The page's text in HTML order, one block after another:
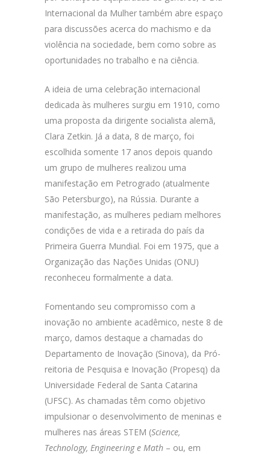
Internacional da Mulher também abre espaço
para discussões acerca do machismo e da
violência na sociedade, bem como sobre as
oportunidades no trabalho e na ciência.
A ideia de uma celebração internacional
dedicada às mulheres surgiu em 1910, como
uma proposta da dirigente socialista alemã,
Clara Zetkin. Já a data, 8 de março, foi
escolhida somente 17 anos depois quando
um grupo de mulheres realizou uma
manifestação em Petrogrado (atualmente
São Petersburgo), na Rússia. Durante a
manifestação, as mulheres pediam melhores
condições de vida e a retirada do país da
Primeira Guerra Mundial. Foi em 1975, que a
Organização das Nações Unidas (ONU)
reconheceu formalmente a data.
Fomentando seu compromisso com a
inovação no ambiente acadêmico, neste 8 de
março, damos destaque a chamadas do
Departamento de Inovação (Sinova), da Pró-
reitoria de Pesquisa e Inovação (Propesq) da
Universidade Federal de Santa Catarina
(UFSC). As chamadas têm como objetivo
impulsionar o desenvolvimento de meninas e
mulheres nas áreas STEM (Science,
Technology, Engineering e Math – ou, em